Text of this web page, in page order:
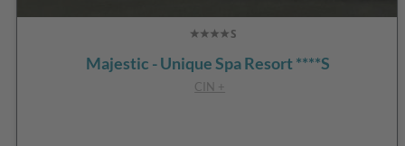
Majestic - Unique Spa Resort ****S
CIN +